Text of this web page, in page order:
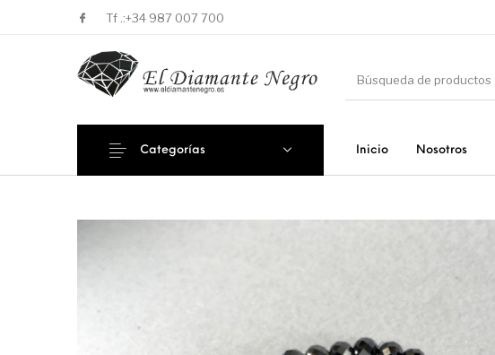
Tf .:+34 987 007 700
Inicio Nosotros
Categorías